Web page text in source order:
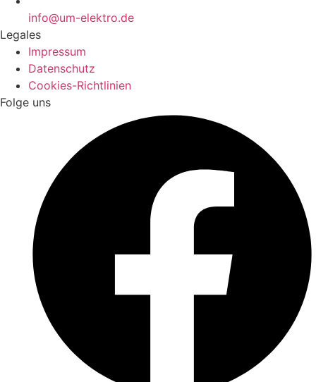
info@um-elektro.de
Legales
Impressum
Datenschutz
Cookies-Richtlinien
Folge uns